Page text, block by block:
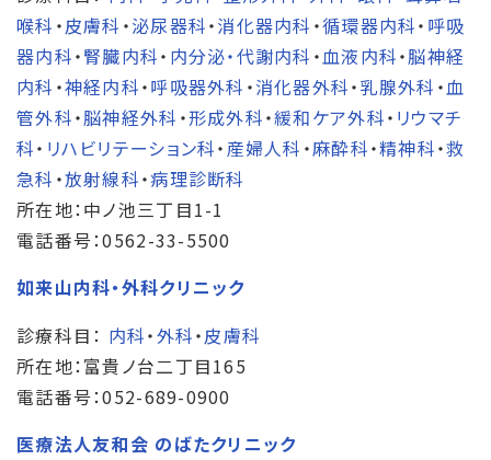
喉科 ・皮膚科 ・泌尿器科・消化器内科 ・循環器内科・ 呼吸
器内科・腎臓内科・ 内分泌・代謝内科 ・ 血液内科・脳神経
内科 ・神経内科・呼吸器外科 ・消化器外科・乳腺外科 ・ 血
管外科・脳神経外科 ・形成外科・緩和ケア外科・ リウマチ
科・ リハビリテーション科・ 産婦人科 ・麻酔科・精神科・救
急科 ・放射線科・病理診断科
所在地：中ノ池三丁目1-1
電話番号：0562-33-5500
如来山内科・外科クリニック
診療科目： 内科・外科・皮膚科
所在地：富貴ノ台二丁目165
電話番号：052-689-0900
医療法人友和会 のばたクリニック